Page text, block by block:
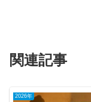
関連記事
2026年